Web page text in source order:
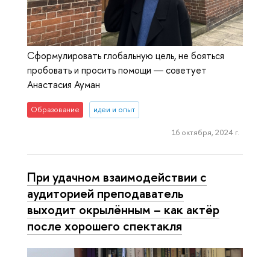
Сформулировать глобальную цель, не бояться
пробовать и просить помощи ― советует
Анастасия Ауман
Образование идеи и опыт
16 октября, 2024 г.
При удачном взаимодействии с
аудиторией преподаватель
выходит окрылённым – как актёр
после хорошего спектакля